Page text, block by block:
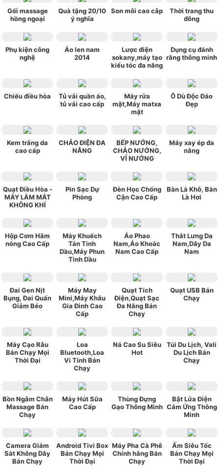
Gối massage
hồng ngoại
Quà tặng 20/10
ý nghĩa
Son môi cao câp
Thời trang thu
đông
Phụ kiện công
nghệ
Áo len nam
2014
Lược điện
sokany,máy tạo
kiểu tóc đa năng
Dụng cụ đánh
răng thông minh
Chiếu điều hòa
Tủ vải quần áo,
tủ vải cao cấp
Máy rửa
mặt,Máy matxa
mặt
Ô Dù Độc Đáo
Đẹp
Kem trắng da
cao cấp
CHẢO ĐIỆN ĐA
NĂNG
BẾP NƯỚNG,
CHẢO NƯỚNG,
VỈ NƯỚNG
Máy xay ép đa
năng
Quạt Điều Hòa -
MÁY LÀM MÁT
KHÔNG KHÍ
Pin Sạc Dự
Phòng
Đèn Học Chống
Cận Cao Cấp
Bàn Là Khô, Bàn
Là Hơi
Hộp Cơm Hâm
nóng Cao Cấp
Máy Khuếch
Tán Tinh
Dầu,Máy Phun
Tinh Dầu
Áo Phao
Nam,Áo Khoác
Nam Cao Cấp
Thắt Lưng Da
Nam,Dây Da
Nam
Đai Gen Nịt
Bụng, Đai Quấn
Giảm Béo
Máy May
Mini,Máy Khâu
Gia Đình Cao
Cấp
Quạt Tích
Điện,Quạt Sạc
Đa Năng Bán
Chạy
Quạt USB Bán
Chạy
Máy Cạo Râu
Bán Chạy Mọi
Thời Đại
Loa
Bluetooth,Loa
Vi Tính Bán
Chạy
Ná Cao Su Siêu
Hot
Túi Du Lịch, Vali
Du Lịch Bán
Chạy
Bồn Ngâm Chân
Massage Bán
Chạy
Máy Hút Sữa
Cao Cấp
Thùng Đựng
Gạo Thông Minh
Bật Lửa Điện
Cảm Ứng Thông
Minh
Camera Giám
Sát Không Dây
Bán Chạy
Android Tivi Box
Bán Chạy Mọi
Thời Đại
Máy Pha Cà Phê
Chính hãng Bán
Chạy
Ấm Siêu Tốc
Bán Chạy Mọi
Thời Đại